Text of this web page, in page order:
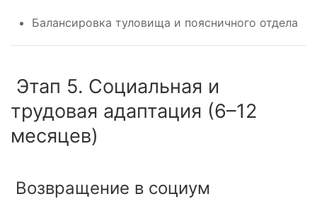
Балансировка туловища и поясничного отдела
Этап 5. Социальная и
трудовая адаптация (6–12
месяцев)
Возвращение в социум